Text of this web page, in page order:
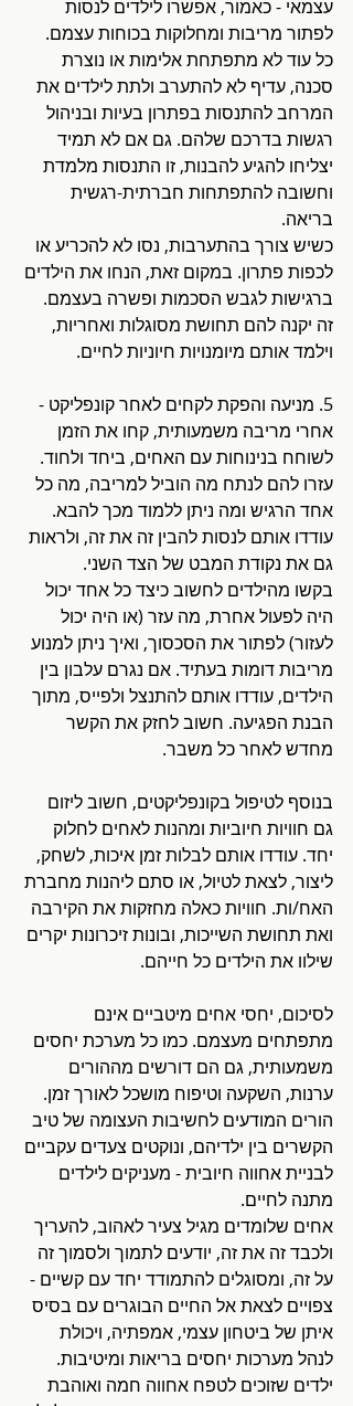
עצמאי - כאמור, אפשרו לילדים לנסות
לפתור מריבות ומחלוקות בכוחות עצמם.
כל עוד לא מתפתחת אלימות או נוצרת
סכנה, עדיף לא להתערב ולתת לילדים את
המרחב להתנסות בפתרון בעיות ובניהול
רגשות בדרכם שלהם. גם אם לא תמיד
יצליחו להגיע להבנות, זו התנסות מלמדת
וחשובה להתפתחות חברתית-רגשית
בריאה.
כשיש צורך בהתערבות, נסו לא להכריע או
לכפות פתרון. במקום זאת, הנחו את הילדים
ברגישות לגבש הסכמות ופשרה בעצמם.
זה יקנה להם תחושת מסוגלות ואחריות,
וילמד אותם מיומנויות חיוניות לחיים.
5. מניעה והפקת לקחים לאחר קונפליקט -
אחרי מריבה משמעותית, קחו את הזמן
לשוחח בנינוחות עם האחים, ביחד ולחוד.
עזרו להם לנתח מה הוביל למריבה, מה כל
אחד הרגיש ומה ניתן ללמוד מכך להבא.
עודדו אותם לנסות להבין זה את זה, ולראות
גם את נקודת המבט של הצד השני.
בקשו מהילדים לחשוב כיצד כל אחד יכול
היה לפעול אחרת, מה עזר (או היה יכול
לעזור) לפתור את הסכסוך, ואיך ניתן למנוע
מריבות דומות בעתיד. אם נגרם עלבון בין
הילדים, עודדו אותם להתנצל ולפייס, מתוך
הבנת הפגיעה. חשוב לחזק את הקשר
מחדש לאחר כל משבר.
בנוסף לטיפול בקונפליקטים, חשוב ליזום
גם חוויות חיוביות ומהנות לאחים לחלוק
יחד. עודדו אותם לבלות זמן איכות, לשחק,
ליצור, לצאת לטיול, או סתם ליהנות מחברת
האח/ות. חוויות כאלה מחזקות את הקירבה
ואת תחושת השייכות, ובונות זיכרונות יקרים
שילוו את הילדים כל חייהם.
לסיכום, יחסי אחים מיטביים אינם
מתפתחים מעצמם. כמו כל מערכת יחסים
משמעותית, גם הם דורשים מההורים
ערנות, השקעה וטיפוח מושכל לאורך זמן.
הורים המודעים לחשיבות העצומה של טיב
הקשרים בין ילדיהם, ונוקטים צעדים עקביים
לבניית אחווה חיובית - מעניקים לילדים
מתנה לחיים.
אחים שלומדים מגיל צעיר לאהוב, להעריך
ולכבד זה את זה, יודעים לתמוך ולסמוך זה
על זה, ומסוגלים להתמודד יחד עם קשיים -
צפויים לצאת אל החיים הבוגרים עם בסיס
איתן של ביטחון עצמי, אמפתיה, ויכולת
לנהל מערכות יחסים בריאות ומיטיבות.
ילדים שזוכים לטפח אחווה חמה ואוהבת